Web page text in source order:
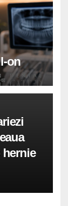
on